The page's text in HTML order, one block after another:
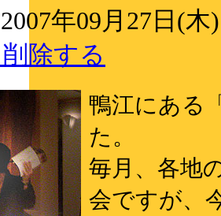
年09月27日(
除する
鴨江にある
た。
毎月、各地
会ですが、